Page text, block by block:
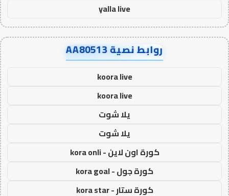
yalla live
روابط نصية AA80513
koora live
koora live
يلا شوت
يلا شوت
كورة اون لاين - kora onli
كورة جول - kora goal
كورة ستار - kora star